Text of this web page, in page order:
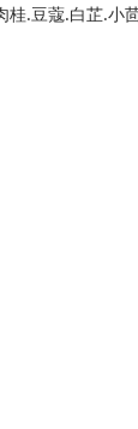
桂.豆蔻.白芷.小